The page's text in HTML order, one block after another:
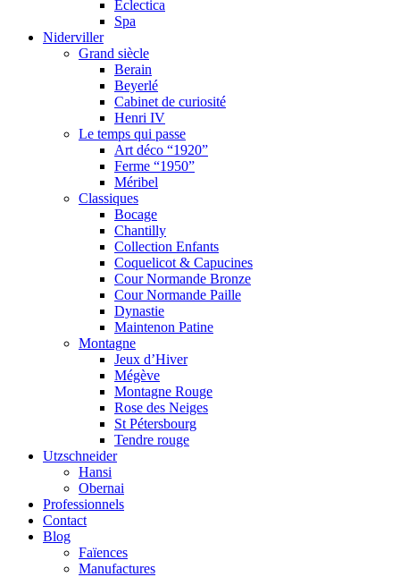
Eclectica
Spa
Niderviller
Grand siècle
Berain
Beyerlé
Cabinet de curiosité
Henri IV
Le temps qui passe
Art déco “1920”
Ferme “1950”
Méribel
Classiques
Bocage
Chantilly
Collection Enfants
Coquelicot & Capucines
Cour Normande Bronze
Cour Normande Paille
Dynastie
Maintenon Patine
Montagne
Jeux d’Hiver
Mégève
Montagne Rouge
Rose des Neiges
St Pétersbourg
Tendre rouge
Utzschneider
Hansi
Obernai
Professionnels
Contact
Blog
Faïences
Manufactures